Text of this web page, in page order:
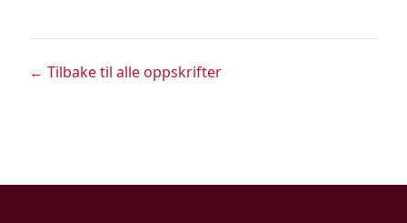
← Tilbake til alle oppskrifter